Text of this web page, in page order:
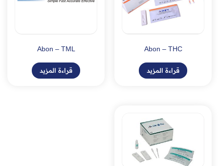
Abon – THC
قراءة المزيد
Abon – TML
قراءة المزيد